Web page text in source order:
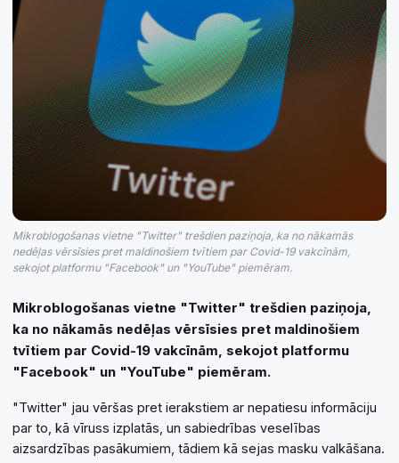
Mikroblogošanas vietne "Twitter" trešdien paziņoja, ka no nākamās
nedēļas vērsīsies pret maldinošiem tvītiem par Covid-19 vakcīnām,
sekojot platformu "Facebook" un "YouTube" piemēram.
Mikroblogošanas vietne "Twitter" trešdien paziņoja,
ka no nākamās nedēļas vērsīsies pret maldinošiem
tvītiem par Covid-19 vakcīnām, sekojot platformu
"Facebook" un "YouTube" piemēram.
"Twitter" jau vēršas pret ierakstiem ar nepatiesu informāciju
par to, kā vīruss izplatās, un sabiedrības veselības
aizsardzības pasākumiem, tādiem kā sejas masku valkāšana.